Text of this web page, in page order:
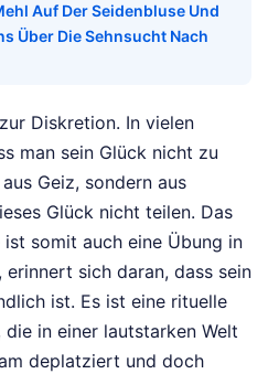
Auf Der Seidenbluse Und
Über Die Sehnsucht Nach
Diskretion. In vielen
man sein Glück nicht zu
Geiz, sondern aus
Glück nicht teilen. Das
somit auch eine Übung in
erinnert sich daran, dass sein
ist. Es ist eine rituelle
in einer lautstarken Welt
deplatziert und doch